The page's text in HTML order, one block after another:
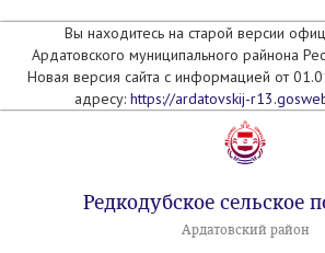
Вы находитесь на старой версии
Ардатовского муниципального райнона
Новая версия сайта с информацией от
адресу: https://ardatovskij-
Редкодубское сельское
Ардатовский район